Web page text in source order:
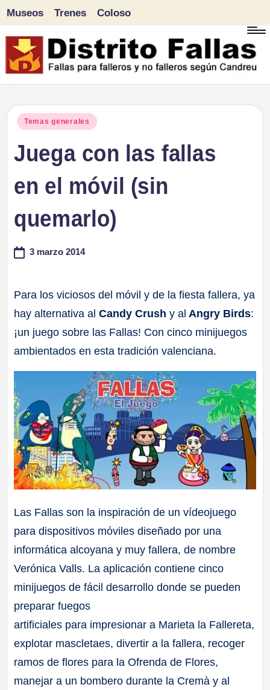
Saltar
al
Museos Trenes Coloso
Publicado
Temas generales
Juega con las fallas
en el móvil (sin
quemarlo)
3 marzo 2014
Para los viciosos del móvil y de la fiesta fallera, ya
hay alternativa alCandy Crush y al Angry Birds:
¡un juego sobre las Fallas! Con cinco minijuegos
ambientados en esta tradición valenciana.
Las Fallas son la inspiración de un vídeojuego
para dispositivos móviles diseñado por una
informática alcoyana y muy fallera, de nombre
Verónica Valls. La aplicación contiene cinco
minijuegos de fácil desarrollo donde se pueden
preparar fuegos
artificiales para impresionar a Marieta la Fallereta,
explotar mascletaes, divertir a la fallera, recoger
ramos de flores para la Ofrenda de Flores,
manejar a un bombero durante la Cremà y al